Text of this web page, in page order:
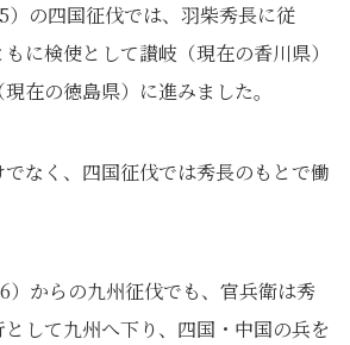
）の四国征伐では、羽柴秀長に従
に検使として讃岐（現在の香川県）
在の徳島県）に進みました。
なく、四国征伐では秀長のもとで働
）からの九州征伐でも、官兵衛は秀
して九州へ下り、四国・中国の兵を